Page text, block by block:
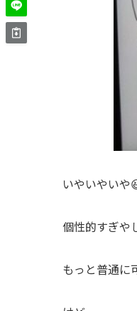
いやいやいや
個性的すぎや
もっと普通に